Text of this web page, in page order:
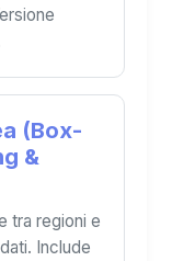
(Box-
&
tra regioni e
Include